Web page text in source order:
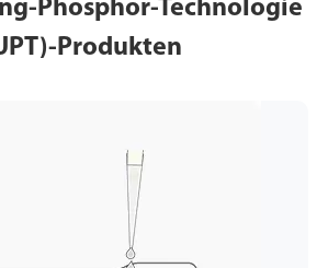
Phosphor-Technologie
Produkten